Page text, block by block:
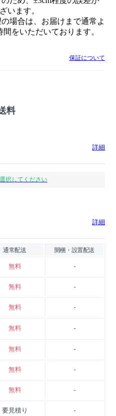
います。
場合は、お届けまで通常よ
間をいただいております。
保証について
料
詳細
択してください
詳細
通常配送 開梱・設置配送
無料 -
無料 -
無料 -
無料 -
無料 -
無料 -
無料 -
要見積り -